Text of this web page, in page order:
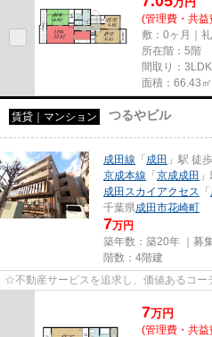
(管理費・共益
敷：0ヶ月｜
所在階：5階
間取り：3LDK
面積：66.43㎡
賃貸｜マンション つるやビル
成田線 「成田 」駅 徒
京成本線 「京成成田
成田スカイアクセス
「
千葉県成田市花崎町
7万円
築年数：築20年 ｜募
階数：4階建
☆不動産サービスを追求し、価値あるコ
7万円
(管理費・共